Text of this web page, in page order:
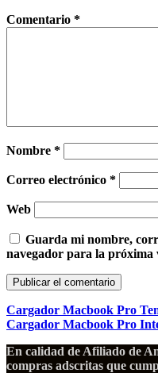
Comentario *
Nombre *
Correo electrónico *
Web
Guarda mi nombre,
navegador para la próxima
Cargador Macbook Pro
Cargador Macbook Pro
En calidad de Afiliado de
compras adscritas que